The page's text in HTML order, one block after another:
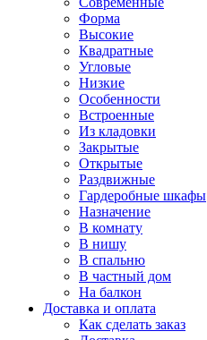
Форма
Высокие
Квадратные
Угловые
Низкие
Особенности
Встроенные
Из кладовки
Закрытые
Открытые
Раздвижные
Гардеробные шкафы
Назначение
В комнату
В нишу
В спальню
В частный дом
На балкон
Доставка и оплата
Как сделать заказ